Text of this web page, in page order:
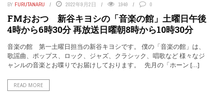
BY FURUTANARU 2022年9月2日 1949 0
FMおおつ 新谷キヨシの「音楽の館」土曜日午後
4時から6時30分 再放送日曜朝8時から10時30分
音楽の館 第一土曜日担当の新谷キヨシです。 僕の「音楽の館」は、
歌謡曲、ポップス、ロック、ジャズ、クラシック、唱歌など 様々なジ
ャンルの音楽とお喋りでお届けしております。 先月の「ホーン […]
READ MORE